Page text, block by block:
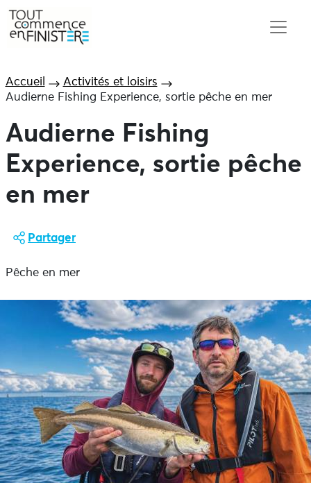
Accueil
Activités et loisirs
Audierne Fishing Experience, sortie pêche en mer
Audierne Fishing
Experience, sortie pêche
en mer
Partager
Pêche en mer